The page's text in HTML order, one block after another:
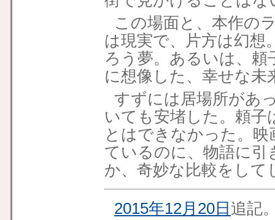
この場面と、本作の
は現実で、片方は幻想
ろう夢。あるいは、
に想像した、幸せな未
すずには居場所があ
いても安堵した。頼
とはできなかった。
ているのに、物語に
か、奇妙な比較をして
2015年12月20日 追記